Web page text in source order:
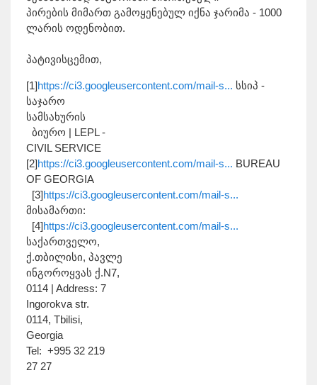
პირების მიმართ გამოყენებულ იქნა ჯარიმა - 1000
ლარის ოდენობით.
პატივისცემით,
[1]https://ci3.googleusercontent.com/mail-s... სსიპ -
საჯარო
სამსახურის
ბიურო | LEPL -
CIVIL SERVICE
[2]https://ci3.googleusercontent.com/mail-s... BUREAU
OF GEORGIA
[3]https://ci3.googleusercontent.com/mail-s...
მისამართი:
[4]https://ci3.googleusercontent.com/mail-s...
საქართველო,
ქ.თბილისი, პავლე
ინგოროყვას ქ.N7,
0114 | Address: 7
Ingorokva str.
0114, Tbilisi,
Georgia
Tel: +995 32 219
27 27